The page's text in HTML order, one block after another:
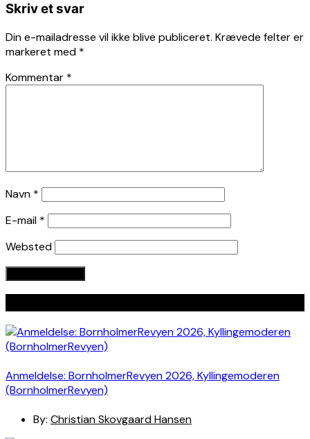
Skriv et svar
Din e-mailadresse vil ikke blive publiceret. Krævede felter er
markeret med *
Kommentar *
Navn *
E-mail *
Websted
Anmeldelse: BornholmerRevyen 2026, Kyllingemoderen
(BornholmerRevyen)
By: Christian Skovgaard Hansen